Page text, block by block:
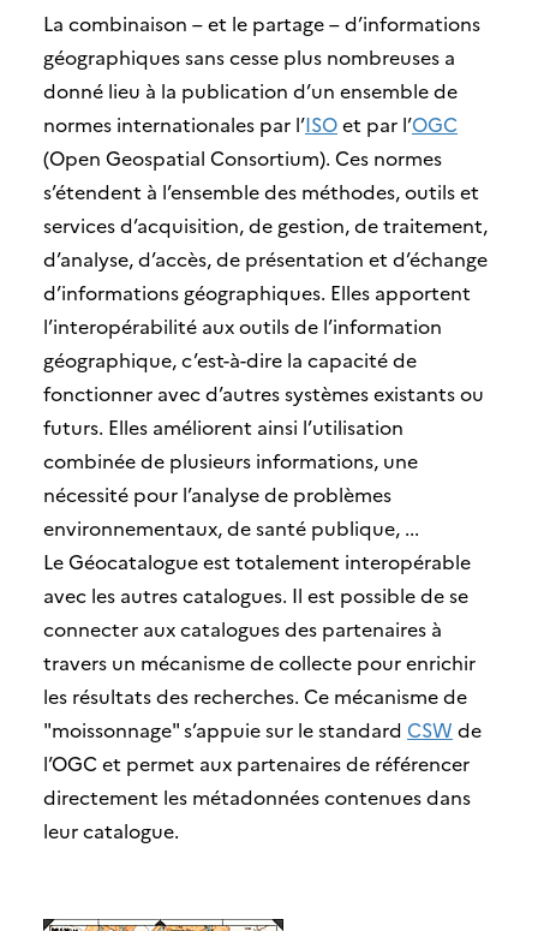
La combinaison – et le partage – d’informations
géographiques sans cesse plus nombreuses a
donné lieu à la publication d’un ensemble de
normes internationales par l’ISOet par l’OGC
(Open Geospatial Consortium). Ces normes
s’étendent à l’ensemble des méthodes, outils et
services d’acquisition, de gestion, de traitement,
d’analyse, d’accès, de présentation et d’échange
d’informations géographiques. Elles apportent
l’interopérabilité aux outils de l’information
géographique, c’est-à-dire la capacité de
fonctionner avec d’autres systèmes existants ou
futurs. Elles améliorent ainsi l’utilisation
combinée de plusieurs informations, une
nécessité pour l’analyse de problèmes
environnementaux, de santé publique, ...
Le Géocatalogue est totalement interopérable
avec les autres catalogues. Il est possible de se
connecter aux catalogues des partenaires à
travers un mécanisme de collecte pour enrichir
les résultats des recherches. Ce mécanisme de
"moissonnage" s’appuie sur le standard CSW de
l’OGC et permet aux partenaires de référencer
directement les métadonnées contenues dans
leur catalogue.